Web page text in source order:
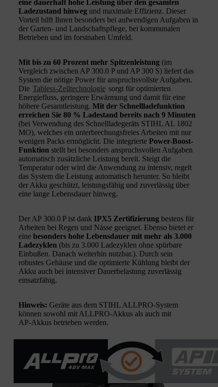
eine dauerhaft hohe Leistung über den gesamten
Ladezustand hinweg und maximale Effizienz. Dieser
Vorteil hilft Ihnen besonders bei aufwendigen Aufgaben in
der Garten- und Landschaftspflege, bei kommunalen
Betrieben und im forstnahen Umfeld.
Mit bis zu 60 Prozent mehr Spitzenleistung (im
Vergleich zwischen AP 300.0 P und AP 300 S) liefert das
System die nötige Power für anspruchsvollste Aufgaben.
Die Tabless-Zelltechnologie sorgt für optimierten
Energiefluss, geringere Erwärmung und damit für eine
höhere Gesamtleistung. Mit der Schnellladefunktion
erreichen Sie 80 % Ladestand bereits nach 9 Minuten
(bei Verwendung des Schnellladegeräts STIHL AL 1802
MO), welches ein unterbrechungsfreies Arbeiten mit nur
wenigen Packs ermöglicht. Die integrierte Power-Boost-
Funktion stellt bei besonders anspruchsvollen Aufgaben
automatisch zusätzliche Leistung bereit. Steigt die
Temperatur oder wird die Anwendung zu intensiv, regelt
das System die Leistung automatisch herunter. So bleibt
der Akku geschützt, leistungsfähig und zuverlässig über
eine lange Lebensdauer hinweg.
Der AP 300.0 P ist dank IPX5 Zertifizierung bestens für
Arbeiten bei Regen und Nässe geeignet. Ebenso bietet er
eine besonders hohe Lebensdauer mit mehr als 3.000
Ladezyklen (bis zu 3.000 Ladezyklen ohne spürbare
Einbußen. Danach weiterhin nutzbar.). Durch sein
robustes Gehäuse und die optimierte Kühlung bleibt der
Akku auch bei intensiver Dauerbelastung zuverlässig
einsatzfähig.
Hinweis: Geräte aus dem STIHL ALLPRO‑System
können sowohl mit ALLPRO‑Akkus als auch mit
AP‑Akkus betrieben werden.